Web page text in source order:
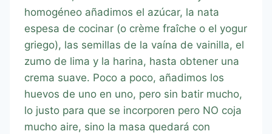
homogéneo añadimos el azúcar, la nata
espesa de cocinar (o crème fraîche o el yogur
griego), las semillas de la vaína de vainilla, el
zumo de lima y la harina, hasta obtener una
crema suave. Poco a poco, añadimos los
huevos de uno en uno, pero sin batir mucho,
lo justo para que se incorporen pero NO coja
mucho aire, sino la masa quedará con